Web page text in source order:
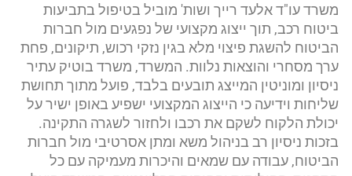
משרד עו"ד אלעד רייך ושות' מוביל בטיפול בתביעות
ביטוח רכב, תוך ייצוג מקצועי של נפגעים מול חברות
הביטוח להשגת פיצוי מלא בגין נזקי רכוש, תיקונים, פחת
ערך מסחרי והוצאות נלוות. המשרד, משרד בוטיק עתיר
ניסיון ומוניטין המייצג תובעים בלבד, פועל מתוך תחושת
שליחות וידיעה כי הייצוג המקצועי ישפיע באופן ישיר על
יכולת הלקוח לשקם את רכבו ולחזור לשגרה התקינה.
בזכות ניסיון רב בניהול משא ומתן אסרטיבי מול חברות
הביטוח, עבודה עם שמאים והיכרות מעמיקה עם כל